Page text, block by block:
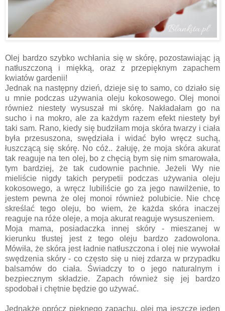
Olej bardzo szybko wchłania się w skórę, pozostawiając ją
natłuszczoną i miękką, oraz z przepięknym zapachem
kwiatów gardenii!
Jednak na następny dzień, dzieje się to samo, co działo się
u mnie podczas używania oleju kokosowego. Olej monoi
również niestety wysuszał mi skórę. Nakładałam go na
sucho i na mokro, ale za każdym razem efekt niestety był
taki sam. Rano, kiedy się budziłam moja skóra twarzy i ciała
była przesuszona, swędziała i widać było wręcz suchą,
łuszczącą się skórę. No cóż.. żałuję, że moja skóra akurat
tak reaguje na ten olej, bo z chęcią bym się nim smarowała,
tym bardziej, że tak cudownie pachnie. Jeżeli Wy nie
mieliście nigdy takich perypetii podczas używania oleju
kokosowego, a wręcz lubiliście go za jego nawilżenie, to
jestem pewna że olej monoi również polubicie. Nie chcę
skreślać tego oleju, bo wiem, że każda skóra inaczej
reaguje na róże oleje, a moja akurat reaguje wysuszeniem.
Moja mama, posiadaczka innej skóry - mieszanej w
kierunku tłustej jest z tego oleju bardzo zadowolona.
Mówiła, że skóra jest ładnie natłuszczona i olej nie wywołał
swędzenia skóry - co często się u niej zdarza w przypadku
balsamów do ciała. Świadczy to o jego naturalnym i
bezpiecznym składzie. Zapach również się jej bardzo
spodobał i chętnie będzie go używać.
Jednakże oprócz pięknego zapachu, olej ma jeszcze jeden